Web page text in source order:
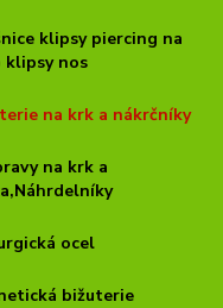
klipsy piercing na
klipsy nos
na krk a nákrčníky
na krk a
ocel
bižuterie